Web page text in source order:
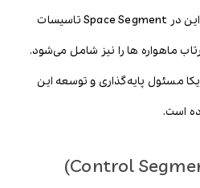
زمین گردش می‌کنند. علاوه بر این در Space Segment تاسیسات
ماهواره ها را نیز شامل می‌شود.
مسئول پایه‌گذاری و توسعه این
است.